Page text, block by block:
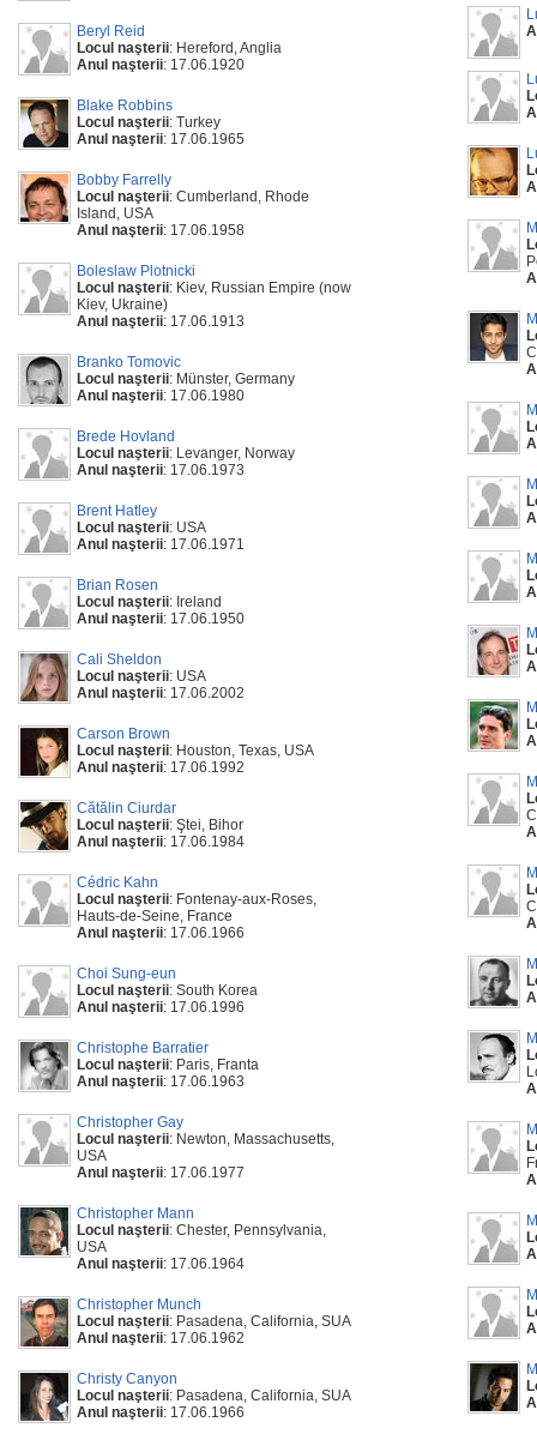
Beryl Reid
Locul naşterii: Hereford, Anglia
Anul naşterii: 17.06.1920
Blake Robbins
Locul naşterii: Turkey
Anul naşterii: 17.06.1965
Bobby Farrelly
Locul naşterii: Cumberland, Rhode
Island, USA
Anul naşterii: 17.06.1958
Boleslaw Plotnicki
Locul naşterii: Kiev, Russian Empire (now
Kiev, Ukraine)
Anul naşterii: 17.06.1913
Branko Tomovic
Locul naşterii: Münster, Germany
Anul naşterii: 17.06.1980
Brede Hovland
Locul naşterii: Levanger, Norway
Anul naşterii: 17.06.1973
Brent Hatley
Locul naşterii: USA
Anul naşterii: 17.06.1971
Brian Rosen
Locul naşterii: Ireland
Anul naşterii: 17.06.1950
Cali Sheldon
Locul naşterii: USA
Anul naşterii: 17.06.2002
Carson Brown
Locul naşterii: Houston, Texas, USA
Anul naşterii: 17.06.1992
Cătălin Ciurdar
Locul naşterii: Ştei, Bihor
Anul naşterii: 17.06.1984
Cédric Kahn
Locul naşterii: Fontenay-aux-Roses,
Hauts-de-Seine, France
Anul naşterii: 17.06.1966
Choi Sung-eun
Locul naşterii: South Korea
Anul naşterii: 17.06.1996
Christophe Barratier
Locul naşterii: Paris, Franta
Anul naşterii: 17.06.1963
Christopher Gay
Locul naşterii: Newton, Massachusetts,
USA
Anul naşterii: 17.06.1977
Christopher Mann
Locul naşterii: Chester, Pennsylvania,
USA
Anul naşterii: 17.06.1964
Christopher Munch
Locul naşterii: Pasadena, California, SUA
Anul naşterii: 17.06.1962
Christy Canyon
Locul naşterii: Pasadena, California, SUA
Anul naşterii: 17.06.1966